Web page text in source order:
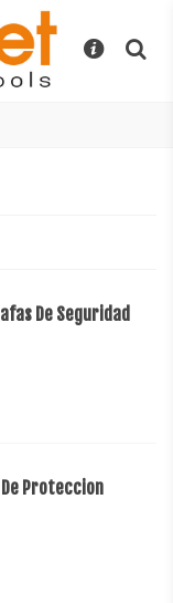
De Seguridad
De Proteccion